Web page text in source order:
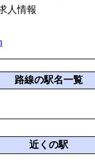
人情報
路線の駅名一覧
近くの駅